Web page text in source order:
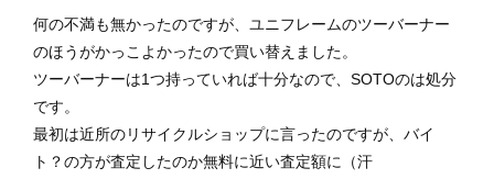
何の不満も無かったのですが、ユニフレームのツーバーナー
のほうがかっこよかったので買い替えました。
ツーバーナーは1つ持っていれば十分なので、SOTOのは処分
です。
最初は近所のリサイクルショップに言ったのですが、バイ
ト？の方が査定したのか無料に近い査定額に（汗